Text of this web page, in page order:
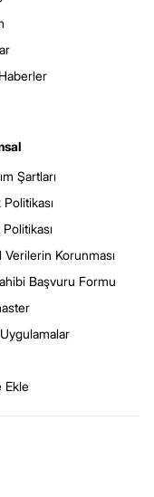
Şartları
Verilerin Korunması
Başvuru Formu
Ekle